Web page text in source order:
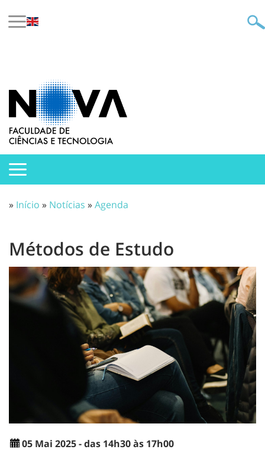
» Início » Notícias »Agenda
Métodos de Estudo
05 Mai 2025 - das 14h30 às 17h00